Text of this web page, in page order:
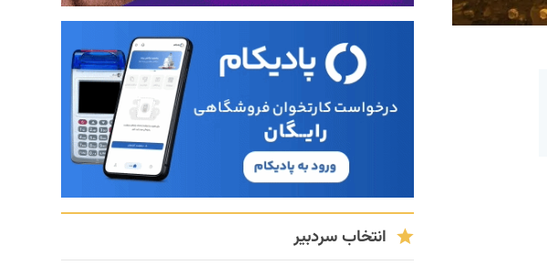
انتخاب سردبیر